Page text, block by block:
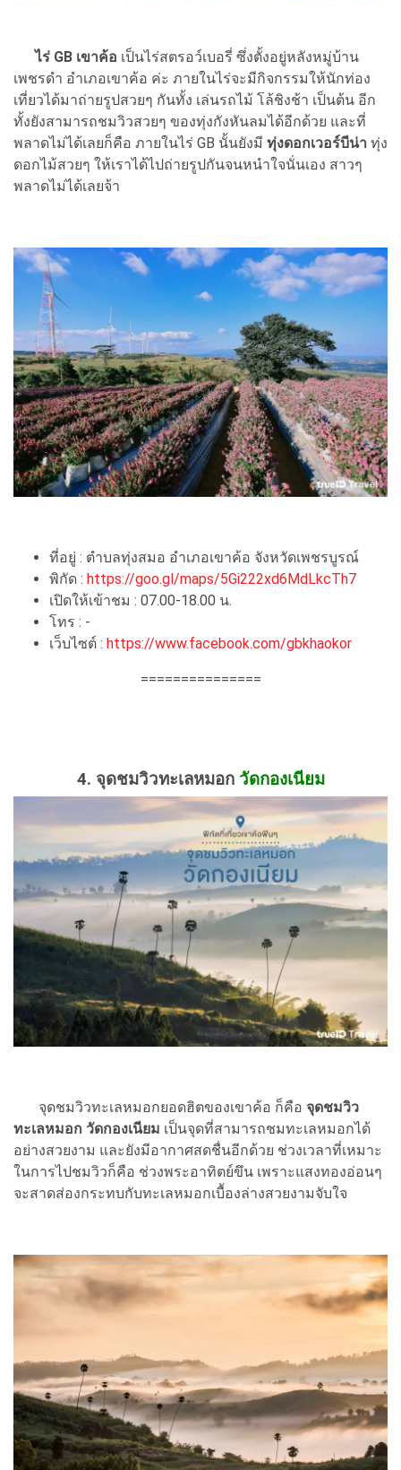
ไร่ GB เขาค้อ เป็นไร่สตรอว์เบอรี่ ซึ่งตั้งอยู่หลังหมู่บ้าน
เพชรดำ อำเภอเขาค้อ ค่ะ ภายในไร่จะมีกิจกรรมให้นักท่อง
เที่ยวได้มาถ่ายรูปสวยๆ กันทั้ง เล่นรถไม้ โล้ชิงช้า เป็นต้น อีก
ทั้งยังสามารถชมวิวสวยๆ ของทุ่งกังหันลมได้อีกด้วย และที่
พลาดไม่ได้เลยก็คือ ภายในไร่ GB นั้นยังมี ทุ่งดอกเวอร์บีน่า ทุ่ง
ดอกไม้สวยๆ ให้เราได้ไปถ่ายรูปกันจนหนำใจนั่นเอง สาวๆ
พลาดไม่ได้เลยจ้า
ที่อยู่ : ตำบลทุ่งสมอ อำเภอเขาค้อ จังหวัดเพชรบูรณ์
พิกัด : https://goo.gl/maps/5Gi222xd6MdLkcTh7
เปิดให้เข้าชม : 07.00-18.00 น.
โทร : -
เว็บไซต์ : https://www.facebook.com/gbkhaokor
===============
4. จุดชมวิวทะเลหมอก วัดกองเนียม
จุดชมวิวทะเลหมอกยอดฮิตของเขาค้อ ก็คือ จุดชมวิว
ทะเลหมอก วัดกองเนียม เป็นจุดที่สามารถชมทะเลหมอกได้
อย่างสวยงาม และยังมีอากาศสดชื่นอีกด้วย ช่วงเวลาที่เหมาะ
ในการไปชมวิวก็คือ ช่วงพระอาทิตย์ขึน เพราะแสงทองอ่อนๆ
จะสาดส่องกระทบกับทะเลหมอกเบื้องล่างสวยงามจับใจ